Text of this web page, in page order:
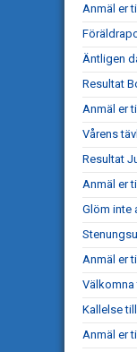
Anmäl er
Äntligen
Resultat
Anmäl er
Vårens
Resultat
Anmäl er
Glöm inte
Anmäl er
Välkomna
Kallelse
Anmäl er